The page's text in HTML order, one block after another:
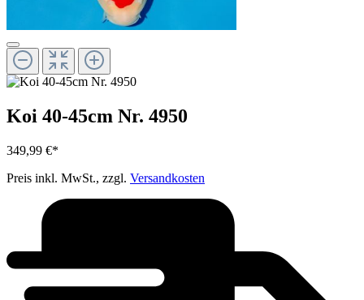
Koi 40-45cm Nr. 4950
349,99 €*
Preis inkl. MwSt., zzgl. Versandkosten